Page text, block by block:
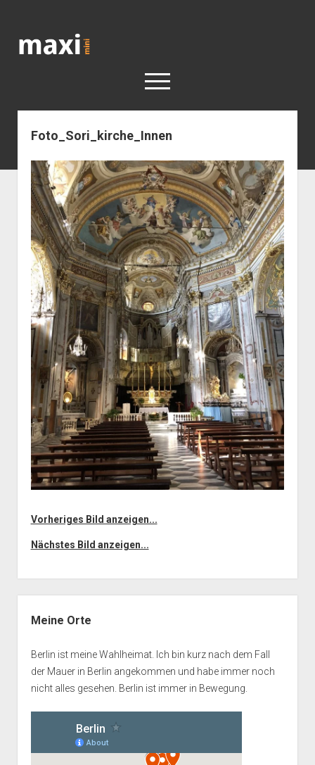
open
< work
Berlin
Reisen
Kunst
Geschichte
open
dropdown
menu
Geschichte der Stadt Berlin
Impressum
Foto_Sori_kirche_Innen
Vorheriges Bild anzeigen...
Nächstes Bild anzeigen...
Meine Orte
Berlin ist meine Wahlheimat. Ich bin kurz nach dem Fall
der Mauer in Berlin angekommen und habe immer noch
nicht alles gesehen. Berlin ist immer in Bewegung.